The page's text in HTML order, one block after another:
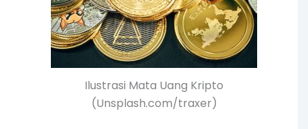
Ilustrasi Mata Uang Kripto
(Unsplash.com/traxer)